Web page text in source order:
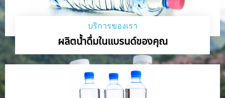
บริการของเรา
ผลิตน้ำดื่มในแบรนด์ของคุณ